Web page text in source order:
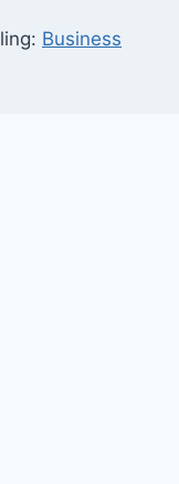
Business